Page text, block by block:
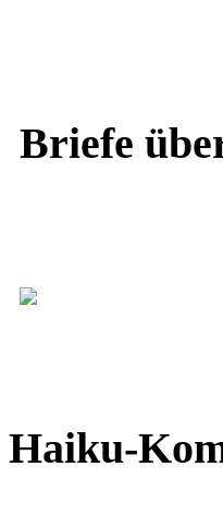
Briefe
Haiku-